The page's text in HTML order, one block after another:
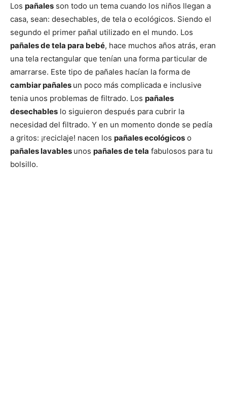
Los pañales son todo un tema cuando los niños llegan a
casa, sean: desechables, de tela o ecológicos. Siendo el
segundo el primer pañal utilizado en el mundo. Los
pañales de tela para bebé, hace muchos años atrás, eran
una tela rectangular que tenían una forma particular de
amarrarse. Este tipo de pañales hacían la forma de
cambiar pañales un poco más complicada e inclusive
tenia unos problemas de filtrado. Los pañales
desechables lo siguieron después para cubrir la
necesidad del filtrado. Y en un momento donde se pedía
a gritos: ¡reciclaje! nacen los pañales ecológicos o
pañales lavables unos pañales de tela fabulosos para tu
bolsillo.